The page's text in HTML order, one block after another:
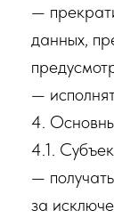
—
данных,
—
4.
4.1.
—
за